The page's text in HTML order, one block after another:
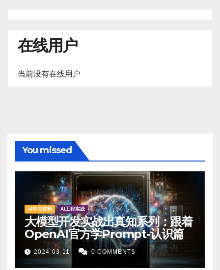
在线用户
当前没有在线用户
You missed
AI学习资料 AI工程实践
大模型开发实战出真知系列：跟着
OpenAI官方学Prompt-认识篇
2024-03-11 0 COMMENTS